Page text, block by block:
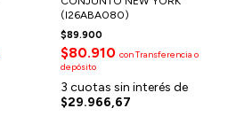
(I26ABA080)
$89.900
$80.910 conTransferencia o
depósito
3 cuotas sin interés de
$29.966,67